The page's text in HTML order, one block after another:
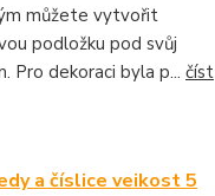
můžete vytvořit
podložku pod svůj
Pro dekoraci byla p... číst
a číslice veikost 5